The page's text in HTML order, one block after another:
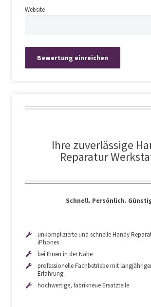
Displaytausch auf Anfrage
Akkuwechsel auf Anfrage
Displaytausch auf Anfrage
auf Anfrage
Displaytausch
Akkuwechsel
Website
Ihre zuverlässige
Reparatur
Schnell. Persönlich.
unkomplizierte und schnelle Handy
iPhones
bei Ihnen in der Nähe
professionelle Fachbetriebe mit
Erfahrung
hochwertige, fabrikneue Ersatzteile